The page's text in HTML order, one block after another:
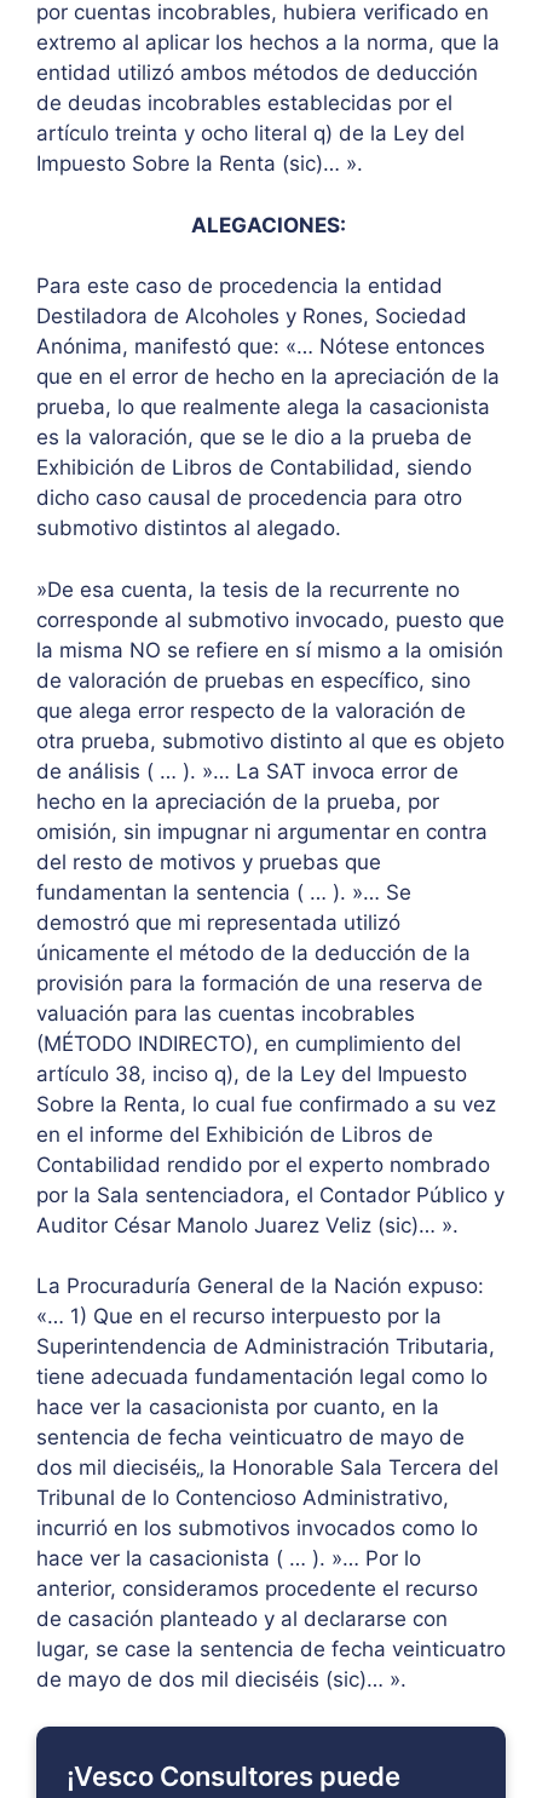
por cuentas incobrables, hubiera verificado en
extremo al aplicar los hechos a la norma, que la
entidad utilizó ambos métodos de deducción
de deudas incobrables establecidas por el
artículo treinta y ocho literal q) de la Ley del
Impuesto Sobre la Renta (sic)… ».
ALEGACIONES:
Para este caso de procedencia la entidad
Destiladora de Alcoholes y Rones, Sociedad
Anónima, manifestó que: «… Nótese entonces
que en el error de hecho en la apreciación de la
prueba, lo que realmente alega la casacionista
es la valoración, que se le dio a la prueba de
Exhibición de Libros de Contabilidad, siendo
dicho caso causal de procedencia para otro
submotivo distintos al alegado.
»De esa cuenta, la tesis de la recurrente no
corresponde al submotivo invocado, puesto que
la misma NO se refiere en sí mismo a la omisión
de valoración de pruebas en específico, sino
que alega error respecto de la valoración de
otra prueba, submotivo distinto al que es objeto
de análisis ( … ). »… La SAT invoca error de
hecho en la apreciación de la prueba, por
omisión, sin impugnar ni argumentar en contra
del resto de motivos y pruebas que
fundamentan la sentencia ( … ). »… Se
demostró que mi representada utilizó
únicamente el método de la deducción de la
provisión para la formación de una reserva de
valuación para las cuentas incobrables
(MÉTODO INDIRECTO), en cumplimiento del
artículo 38, inciso q), de la Ley del Impuesto
Sobre la Renta, lo cual fue confirmado a su vez
en el informe del Exhibición de Libros de
Contabilidad rendido por el experto nombrado
por la Sala sentenciadora, el Contador Público y
Auditor César Manolo Juarez Veliz (sic)… ».
La Procuraduría General de la Nación expuso:
«… 1) Que en el recurso interpuesto por la
Superintendencia de Administración Tributaria,
tiene adecuada fundamentación legal como lo
hace ver la casacionista por cuanto, en la
sentencia de fecha veinticuatro de mayo de
dos mil dieciséis„ la Honorable Sala Tercera del
Tribunal de lo Contencioso Administrativo,
incurrió en los submotivos invocados como lo
hace ver la casacionista ( … ). »… Por lo
anterior, consideramos procedente el recurso
de casación planteado y al declararse con
lugar, se case la sentencia de fecha veinticuatro
de mayo de dos mil dieciséis (sic)… ».
¡Vesco Consultores puede